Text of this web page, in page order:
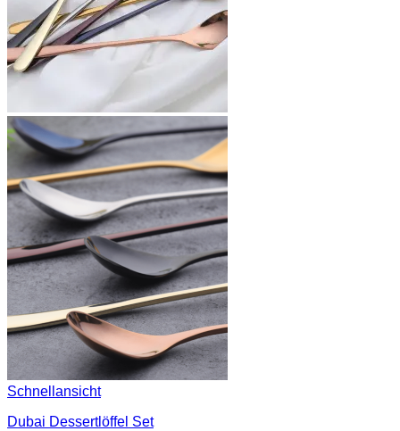
Schnellansicht
Dubai Dessertlöffel Set